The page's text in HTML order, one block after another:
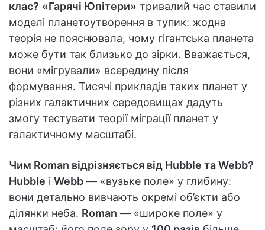
клас? «Гарячі Юпітери» тривалий час ставили
моделі планетоутворення в тупик: жодна
теорія не пояснювала, чому гігантська планета
може бути так близько до зірки. Вважається,
вони «мігрували» всередину після
формування. Тисячі прикладів таких планет у
різних галактичних середовищах дадуть
змогу тестувати теорії міграції планет у
галактичному масштабі.
Чим Roman відрізняється від Hubble та Webb?
Hubble і Webb — «вузьке поле» у глибину:
вони детально вивчають окремі об’єкти або
ділянки неба. Roman — «широке поле» у